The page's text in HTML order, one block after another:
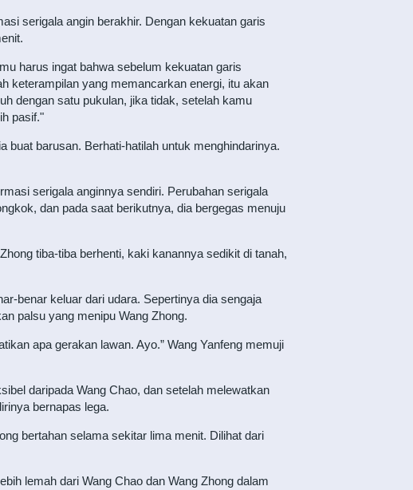
serigala angin berakhir. Dengan kekuatan garis
harus ingat bahwa sebelum kekuatan garis
keterampilan yang memancarkan energi, itu akan
dengan satu pukulan, jika tidak, setelah kamu
pasif."
buat barusan. Berhati-hatilah untuk menghindarinya.
serigala anginnya sendiri. Perubahan serigala
dan pada saat berikutnya, dia bergegas menuju
tiba-tiba berhenti, kaki kanannya sedikit di tanah,
benar keluar dari udara. Sepertinya dia sengaja
palsu yang menipu Wang Zhong.
apa gerakan lawan. Ayo.” Wang Yanfeng memuji
daripada Wang Chao, dan setelah melewatkan
bernapas lega.
bertahan selama sekitar lima menit. Dilihat dari
lemah dari Wang Chao dan Wang Zhong dalam